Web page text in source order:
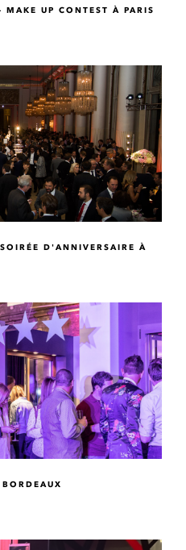
UP CONTEST À PARIS
D'ANNIVERSAIRE À